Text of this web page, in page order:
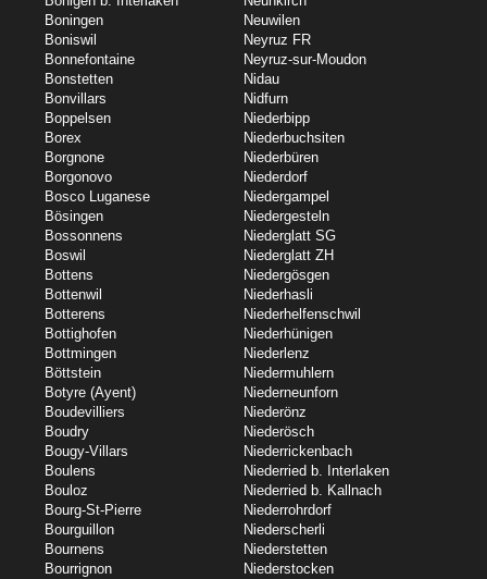
Boningen
Boniswil
Bonnefontaine
Bonstetten
Bonvillars
Boppelsen
Borex
Borgnone
Borgonovo
Bosco Luganese
Bösingen
Bossonnens
Boswil
Bottens
Bottenwil
Botterens
Bottighofen
Bottmingen
Böttstein
Botyre (Ayent)
Boudevilliers
Boudry
Bougy-Villars
Boulens
Bouloz
Bourg-St-Pierre
Bourguillon
Bournens
Bourrignon
Neuwilen
Neyruz FR
Neyruz-sur-Moudon
Nidau
Nidfurn
Niederbipp
Niederbuchsiten
Niederbüren
Niederdorf
Niedergampel
Niedergesteln
Niederglatt SG
Niederglatt ZH
Niedergösgen
Niederhasli
Niederhelfenschwil
Niederhünigen
Niederlenz
Niedermuhlern
Niederneunforn
Niederönz
Niederösch
Niederrickenbach
Niederried b. Interlaken
Niederried b. Kallnach
Niederrohrdorf
Niederscherli
Niederstetten
Niederstocken